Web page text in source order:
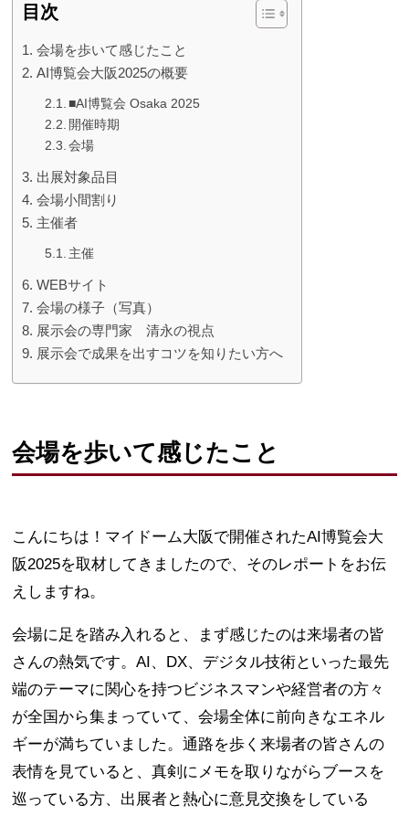
目次
会場を歩いて感じたこと
AI博覧会大阪2025の概要
■AI博覧会 Osaka 2025
開催時期
会場
出展対象品目
会場小間割り
主催者
主催
WEBサイト
会場の様子（写真）
展示会の専門家 清永の視点
展示会で成果を出すコツを知りたい方へ
会場を歩いて感じたこと
こんにちは！マイドーム大阪で開催されたAI博覧会大
阪2025を取材してきましたので、そのレポートをお伝
えしますね。
会場に足を踏み入れると、まず感じたのは来場者の皆
さんの熱気です。AI、DX、デジタル技術といった最先
端のテーマに関心を持つビジネスマンや経営者の方々
が全国から集まっていて、会場全体に前向きなエネル
ギーが満ちていました。通路を歩く来場者の皆さんの
表情を見ていると、真剣にメモを取りながらブースを
巡っている方、出展者と熱心に意見交換をしている